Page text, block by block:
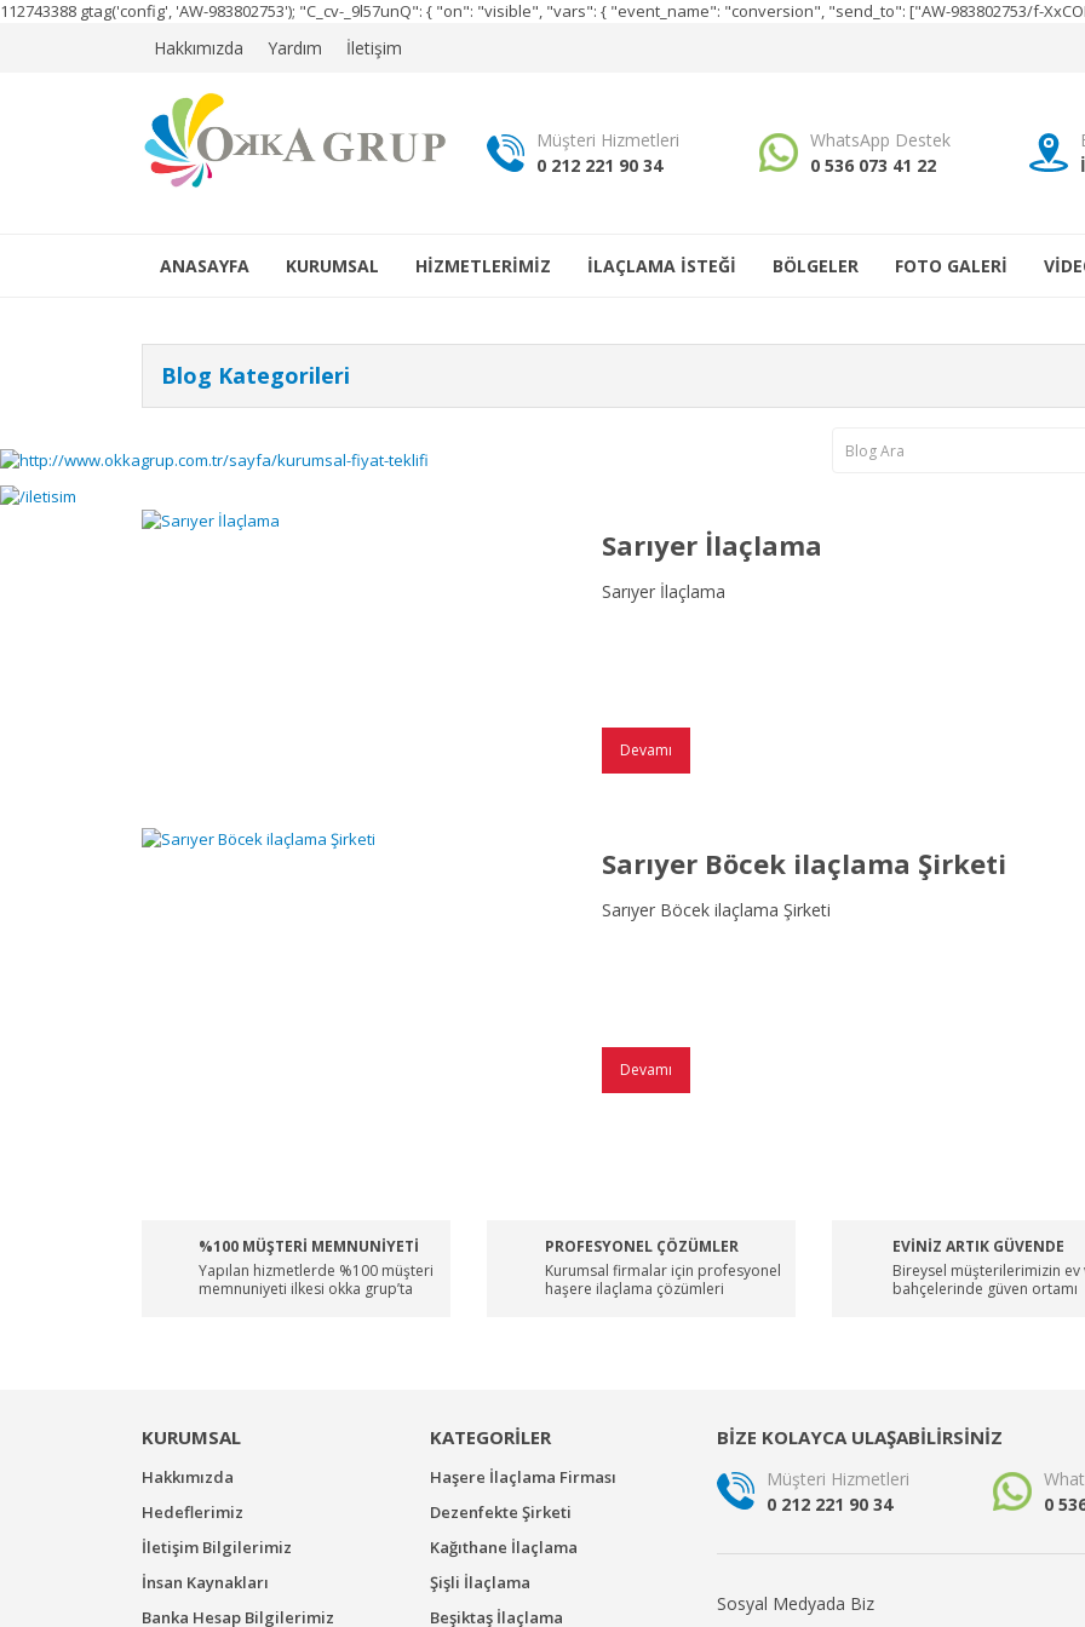
112743388 gtag('config', 'AW-983802753'); "C_cv-_9l57unQ": { "on": "visible", "vars": { "event_name": "conversion", "send_to": ["AW-983802753/f-
Hakkımızda Yardım İletişim
Müşteri Hizmetleri
0 212 221 90 34
WhatsApp Destek
0 536 073 41 22
ANASAYFA KURUMSAL HİZMETLERİMİZ İLAÇLAMA İSTEĞİ BÖLGELER FOTO GALERİ
Blog Kategorileri
Sarıyer İlaçlama
Sarıyer İlaçlama
Devamı
Sarıyer Böcek ilaçlama Şirketi
Sarıyer Böcek ilaçlama Şirketi
Devamı
%100 MÜŞTERİ MEMNUNİYETİ
Yapılan hizmetlerde %100 müşteri
memnuniyeti ilkesi okka grup’ta
PROFESYONEL ÇÖZÜMLER
Kurumsal firmalar için profesyonel
haşere ilaçlama çözümleri
EVİNİZ ARTIK GÜVENDE
Bireysel müşterilerimizin ev
bahçelerinde güven ortamı
KURUMSAL
Hakkımızda
Hedeflerimiz
İletişim Bilgilerimiz
İnsan Kaynakları
Banka Hesap Bilgilerimiz
KATEGORİLER
Haşere İlaçlama Firması
Dezenfekte Şirketi
Kağıthane İlaçlama
Şişli İlaçlama
Beşiktaş İlaçlama
BİZE KOLAYCA ULAŞABİLİRSİNİZ
Müşteri Hizmetleri
0 212 221 90 34
0
Sosyal Medyada Biz